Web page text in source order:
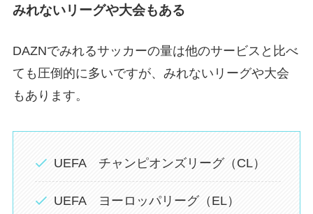
みれないリーグや大会もある
DAZNでみれるサッカーの量は他のサービスと比べ
ても圧倒的に多いですが、みれないリーグや大会
もあります。
UEFA チャンピオンズリーグ（CL）
UEFA ヨーロッパリーグ（EL）